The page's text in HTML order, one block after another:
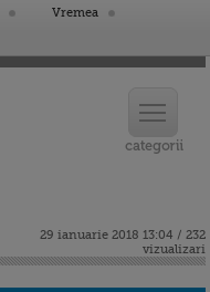
Vremea
29 ianuarie 2018 13:04 / 232
vizualizari